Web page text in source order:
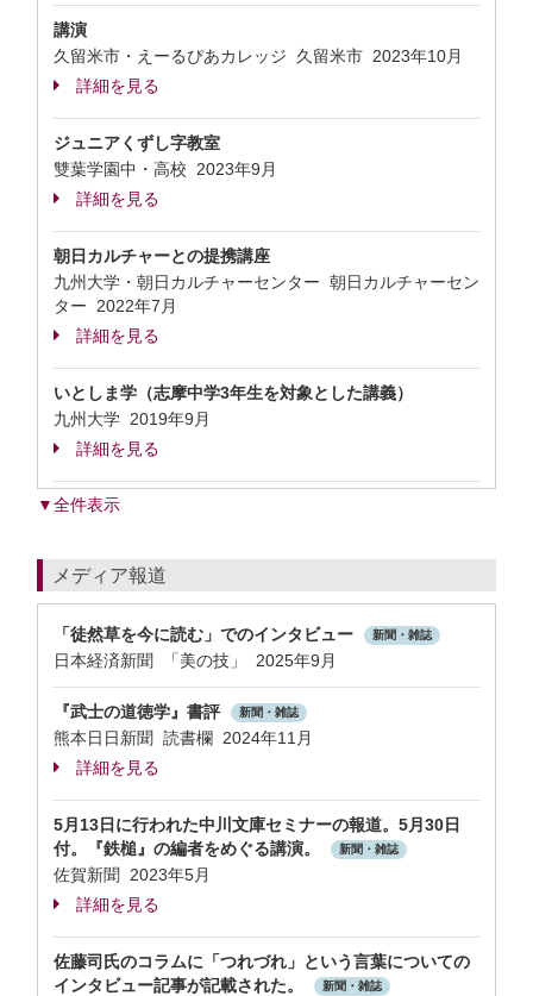
講演
久留米市・えーるぴあカレッジ 久留米市 2023年10月
詳細を見る
ジュニアくずし字教室
雙葉学園中・高校 2023年9月
詳細を見る
朝日カルチャーとの提携講座
九州大学・朝日カルチャーセンター 朝日カルチャーセン
ター 2022年7月
詳細を見る
いとしま学（志摩中学3年生を対象とした講義）
九州大学 2019年9月
詳細を見る
▼全件表示
メディア報道
「徒然草を今に読む」でのインタビュー 新聞・雑誌
日本経済新聞 「美の技」 2025年9月
『武士の道徳学』書評 新聞・雑誌
熊本日日新聞 読書欄 2024年11月
詳細を見る
5月13日に行われた中川文庫セミナーの報道。5月30日
付。『鉄槌』の編者をめぐる講演。
新聞・雑誌
佐賀新聞 2023年5月
詳細を見る
佐藤司氏のコラムに「つれづれ」という言葉についての
インタビュー記事が記載された。
新聞・雑誌